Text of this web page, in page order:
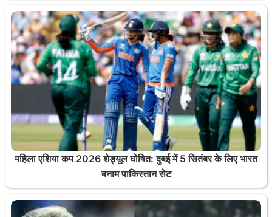
महिला एशिया कप 2026 शेड्यूल घोषित: दुबई में 5 सितंबर के लिए भारत
बनाम पाकिस्तान सेट